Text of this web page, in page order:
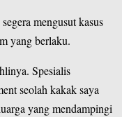
mengusut kasus
yang berlaku.
Spesialis
seolah kakak saya
yang mendampingi